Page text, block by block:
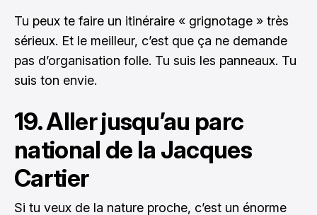
Tu peux te faire un itinéraire « grignotage » très
sérieux. Et le meilleur, c’est que ça ne demande
pas d’organisation folle. Tu suis les panneaux. Tu
suis ton envie.
19. Aller jusqu’au parc
national de la Jacques
Cartier
Si tu veux de la nature proche, c’est un énorme